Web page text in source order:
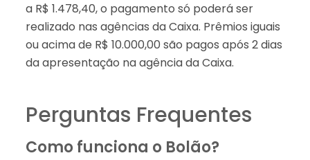
a R$ 1.478,40, o pagamento só poderá ser
realizado nas agências da Caixa. Prêmios iguais
ou acima de R$ 10.000,00 são pagos após 2 dias
da apresentação na agência da Caixa.
Perguntas Frequentes
Como funciona o Bolão?